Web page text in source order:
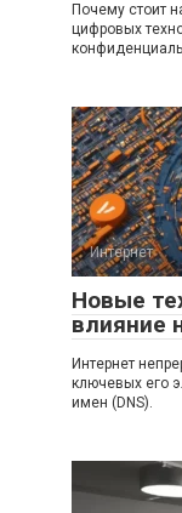
Почему стоит
цифровых
Интернет
Новые
влияние
Интернет
ключевых его
имен (DNS).